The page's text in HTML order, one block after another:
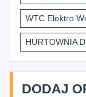
WTC Elektro
HURTOWNIA
DODAJ